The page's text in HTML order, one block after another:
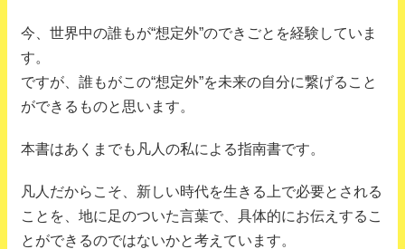
今、世界中の誰もが“想定外”のできごとを経験していま
す。
ですが、誰もがこの“想定外”を未来の自分に繋げること
ができるものと思います。
本書はあくまでも凡人の私による指南書です。
凡人だからこそ、新しい時代を生きる上で必要とされる
ことを、地に足のついた言葉で、具体的にお伝えするこ
とができるのではないかと考えています。